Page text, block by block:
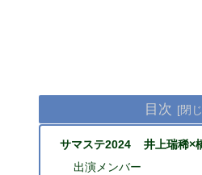
目次
サマステ2024 井上瑞稀×
出演メンバー